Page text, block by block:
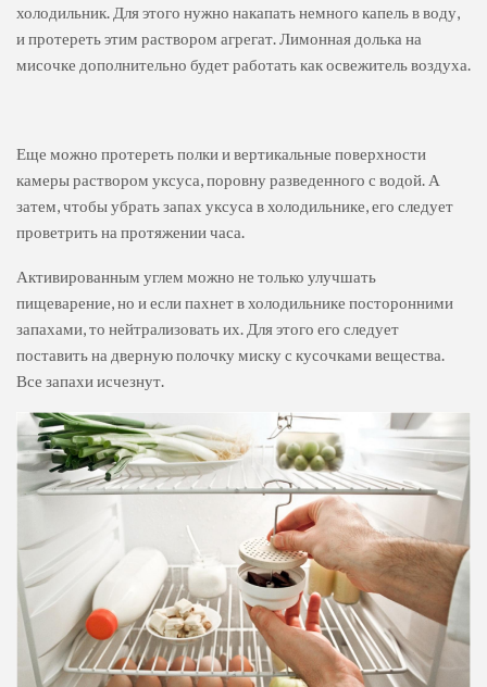
холодильник. Для этого нужно накапать немного капель в воду,
и протереть этим раствором агрегат. Лимонная долька на
мисочке дополнительно будет работать как освежитель воздуха.
Еще можно протереть полки и вертикальные поверхности
камеры раствором уксуса, поровну разведенного с водой. А
затем, чтобы убрать запах уксуса в холодильнике, его следует
проветрить на протяжении часа.
Активированным углем можно не только улучшать
пищеварение, но и если пахнет в холодильнике посторонними
запахами, то нейтрализовать их. Для этого его следует
поставить на дверную полочку миску с кусочками вещества.
Все запахи исчезнут.